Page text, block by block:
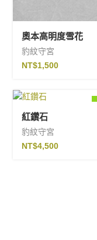
奧本高明度雪花
豹紋守宮
NT$1,500
紅鑽石
豹紋守宮
NT$4,500